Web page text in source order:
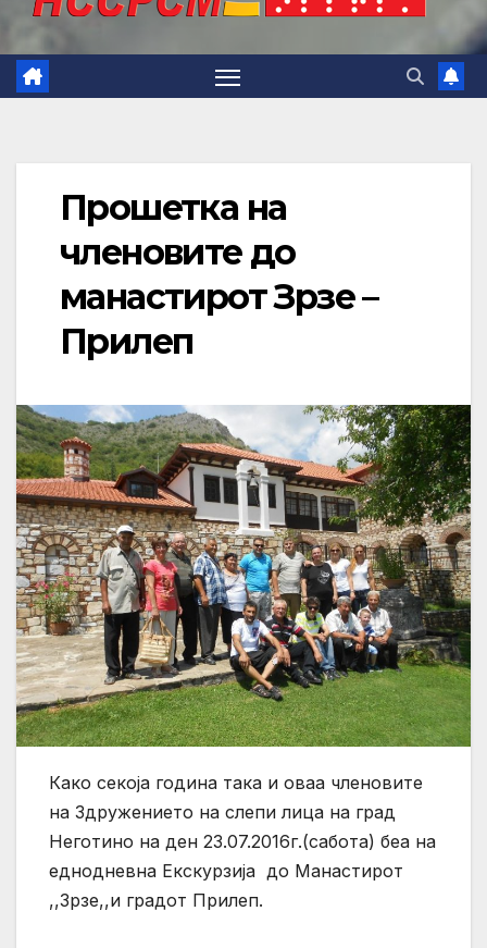
Прошетка на
членовите до
манастирот Зрзе –
Прилеп
Како секоја година така и оваа членовите
на Здружението на слепи лица на град
Неготино на ден 23.07.2016г.(сабота) беа на
еднодневна Екскурзија до Манастирот
,,Зрзе,,и градот Прилеп.